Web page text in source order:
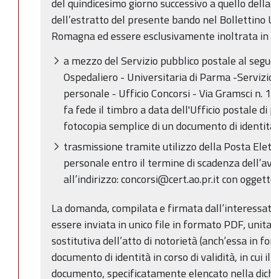
del quindicesimo giorno successivo a quello
dell’estratto del presente bando nel Bollettino
Romagna ed essere esclusivamente inoltrata
a mezzo del Servizio pubblico postale al
Ospedaliero - Universitaria di Parma -
personale - Ufficio Concorsi - Via Gramsci
fa fede il timbro a data dell'Ufficio postale
fotocopia semplice di un documento di
trasmissione tramite utilizzo della Posta
personale entro il termine di scadenza
all’indirizzo: concorsi@cert.ao.pr.it con
La domanda, compilata e firmata
essere inviata in unico file in formato PDF,
sostitutiva dell’atto di notorietà (anch’essa in
documento di identità in corso di validità, in cui
documento, specificatamente elencato nella